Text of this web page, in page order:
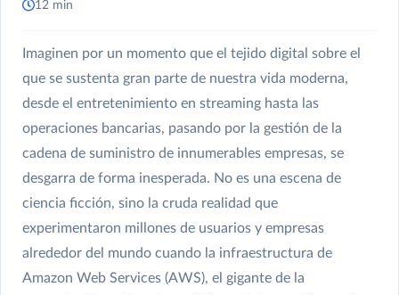
12 min
Imaginen por un momento que el tejido digital sobre el
que se sustenta gran parte de nuestra vida moderna,
desde el entretenimiento en streaming hasta las
operaciones bancarias, pasando por la gestión de la
cadena de suministro de innumerables empresas, se
desgarra de forma inesperada. No es una escena de
ciencia ficción, sino la cruda realidad que
experimentaron millones de usuarios y empresas
alrededor del mundo cuando la infraestructura de
Amazon Web Services (AWS), el gigante de la